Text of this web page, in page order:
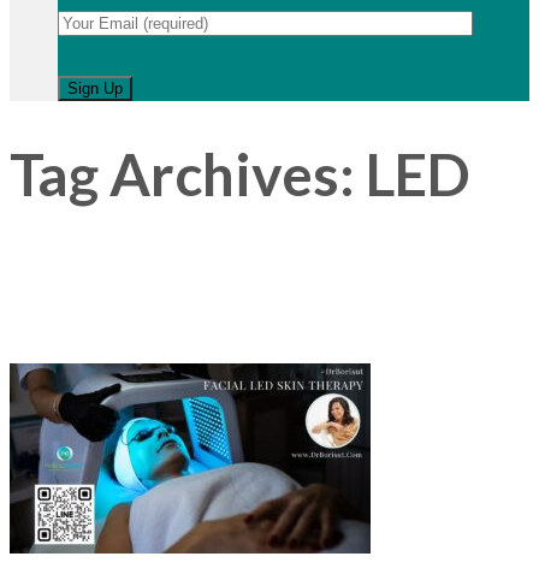
Tag Archives: LED